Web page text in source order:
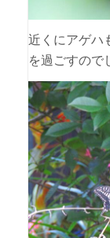
近くにアゲハ
を過ごすので